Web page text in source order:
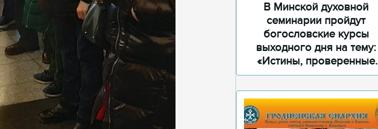
В Минской духовной
семинарии пройдут
богословские курсы
выходного дня на тему:
«Истины, проверенные
временем»